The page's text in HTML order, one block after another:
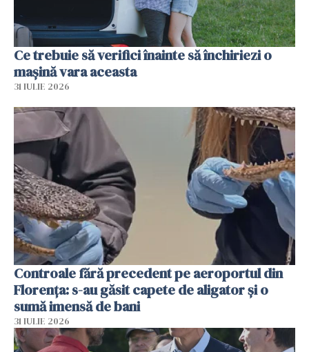
Ce trebuie să verifici înainte să închiriezi o
mașină vara aceasta
31 IULIE 2026
Controale fără precedent pe aeroportul din
Florența: s-au găsit capete de aligator și o
sumă imensă de bani
31 IULIE 2026